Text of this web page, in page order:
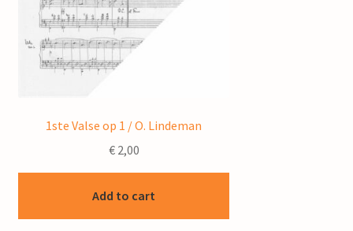
1ste Valse op 1 / O. Lindeman
€2,00
Add to cart